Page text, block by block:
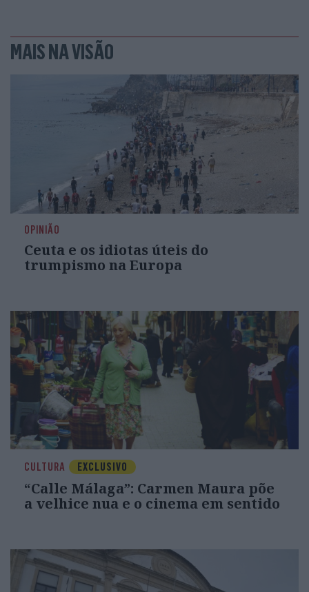
MAIS NA VISÃO
OPINIÃO
Ceuta e os idiotas úteis do
trumpismo na Europa
CULTURA EXCLUSIVO
“Calle Málaga”: Carmen Maura põe
a velhice nua e o cinema em sentido